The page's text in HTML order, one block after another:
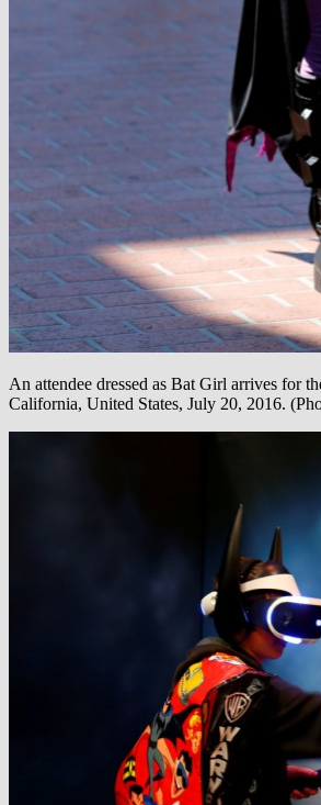
An attendee dressed as Bat Girl arrives for
California, United States, July 20, 2016.